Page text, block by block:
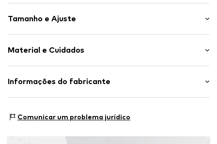
Viscose
Gola redonda
Com aplicações
Artigo n º. 4065804393617
Tamanho e Ajuste
Comprimento: Até aos joelhos
Ajuste: Ajuste normal
Tabela de tamanhos
Material e Cuidados
Material: 100% Viscose
Informações do fabricante
22529 Hamburg
Comunicar um problema jurídico